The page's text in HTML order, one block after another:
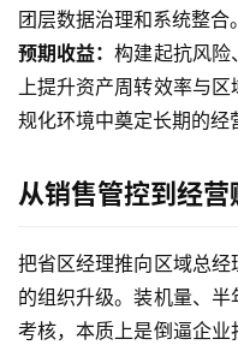
团层数据治理和系统整合。
预期收益：构建起抗风险
上提升资产周转效率与
规化环境中奠定长期的经
从销售管控到经
把省区经理推向区域总
的组织升级。装机量、
考核，本质上是倒逼企